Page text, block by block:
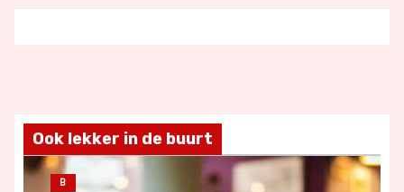
Ook lekker in de buurt
B